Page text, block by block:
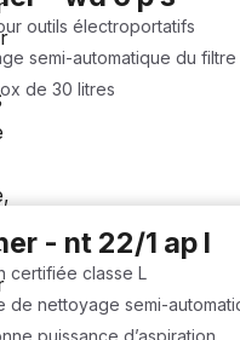
outils électroportatifs
semi-automatique du filtre
de 30 litres
- nt 22/1 ap l
certifiée classe L
de nettoyage semi-
puissance d’aspiration